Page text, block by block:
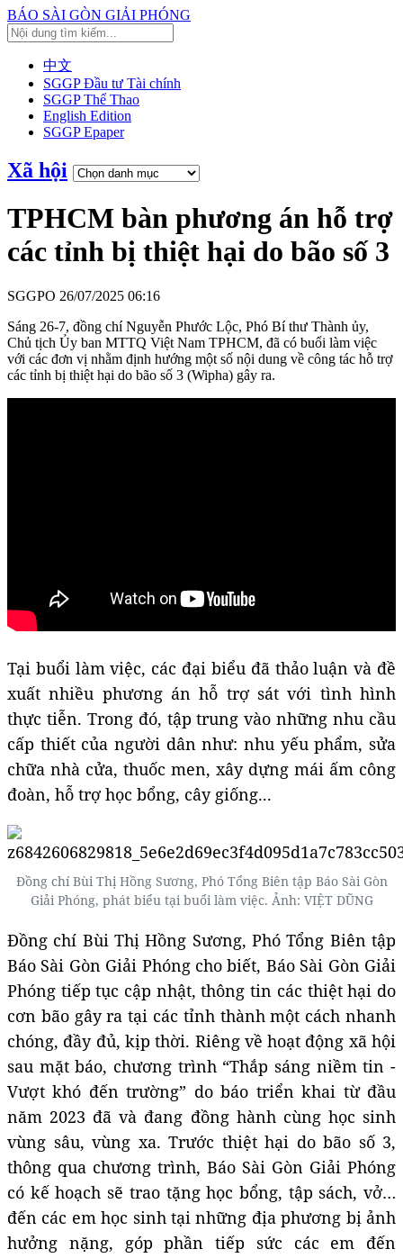
BÁO SÀI GÒN GIẢI PHÓNG
中文
SGGP Đầu tư Tài chính
SGGP Thể Thao
English Edition
SGGP Epaper
Xã hội
TPHCM bàn phương án hỗ trợ
các tỉnh bị thiệt hại do bão số 3
SGGPO 26/07/2025 06:16
Sáng 26-7, đồng chí Nguyễn Phước Lộc, Phó Bí thư Thành ủy,
Chủ tịch Ủy ban MTTQ Việt Nam TPHCM, đã có buổi làm việc
với các đơn vị nhằm định hướng một số nội dung về công tác hỗ trợ
các tỉnh bị thiệt hại do bão số 3 (Wipha) gây ra.
Tại buổi làm việc, các đại biểu đã thảo luận và đề
xuất nhiều phương án hỗ trợ sát với tình hình
thực tiễn. Trong đó, tập trung vào những nhu cầu
cấp thiết của người dân như: nhu yếu phẩm, sửa
chữa nhà cửa, thuốc men, xây dựng mái ấm công
đoàn, hỗ trợ học bổng, cây giống...
Đồng chí Bùi Thị Hồng Sương, Phó Tổng Biên tập Báo Sài Gòn
Giải Phóng, phát biểu tại buổi làm việc. Ảnh: VIỆT DŨNG
Đồng chí Bùi Thị Hồng Sương, Phó Tổng Biên tập
Báo Sài Gòn Giải Phóng cho biết, Báo Sài Gòn Giải
Phóng tiếp tục cập nhật, thông tin các thiệt hại do
cơn bão gây ra tại các tỉnh thành một cách nhanh
chóng, đầy đủ, kịp thời. Riêng về hoạt động xã hội
sau mặt báo, chương trình “Thắp sáng niềm tin -
Vượt khó đến trường” do báo triển khai từ đầu
năm 2023 đã và đang đồng hành cùng học sinh
vùng sâu, vùng xa. Trước thiệt hại do bão số 3,
thông qua chương trình, Báo Sài Gòn Giải Phóng
có kế hoạch sẽ trao tặng học bổng, tập sách, vở…
đến các em học sinh tại những địa phương bị ảnh
hưởng nặng, góp phần tiếp sức các em đến